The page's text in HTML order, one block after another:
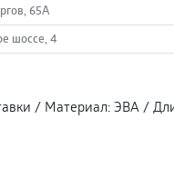
65А
шоссе, 4
/ Материал: ЭВА /